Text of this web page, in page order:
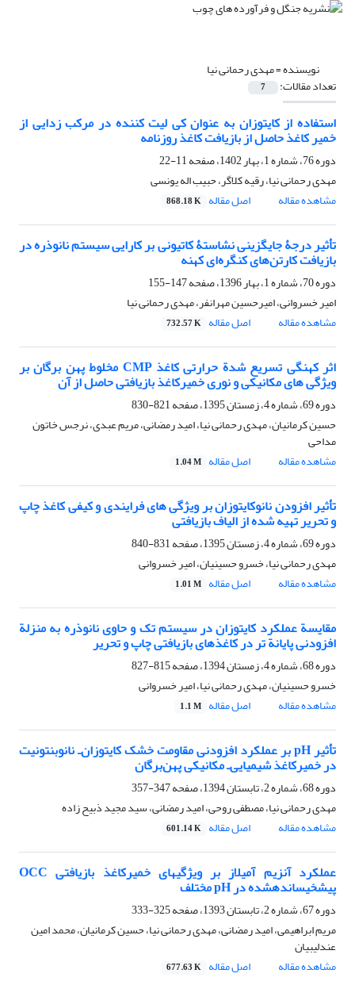
نویسنده =مهدی رحمانی نیا
تعداد مقالات: 7
استفاده از کایتوزان به عنوان کی لیت کننده در مرکب زدایی از
خمیر کاغذ حاصل از بازیافت کاغذ روزنامه
دوره 76، شماره 1، بهار 1402، صفحه
11-22
مهدی رحمانی نیا، رقیه کلاگر، حبیب اله یونسی
مشاهده مقاله
اصل مقاله 868.18 K
تأثیر درجۀ جایگزینی نشاستۀ کاتیونی بر کارایی سیستم نانوذره در
بازیافت کارتن‌های کنگره‌ای کهنه
دوره 70، شماره 1، بهار 1396، صفحه
147-155
امیر خسروانی، امیرحسین مهرانفر، مهدی رحمانی نیا
مشاهده مقاله
اصل مقاله 732.57 K
اثر کهنگی تسریع شدة حرارتی کاغذ CMP مخلوط پهن برگان بر
ویژگی های مکانیکی و نوری خمیرکاغذ بازیافتی حاصل از آن
دوره 69، شماره 4، زمستان 1395، صفحه
821-830
حسین کرمانیان، مهدی رحمانی نیا، امید رمضانی، مریم عبدی، نرجس خاتون
مداحی
مشاهده مقاله
اصل مقاله 1.04 M
تأثیر افزودن نانوکایتوزان بر ویژگی های فرایندی و کیفی کاغذ چاپ
و تحریر تهیه شده از الیاف بازیافتی
دوره 69، شماره 4، زمستان 1395، صفحه
831-840
مهدی رحمانی نیا، خسرو حسینیان، امیر خسروانی
مشاهده مقاله
اصل مقاله 1.01 M
مقایسة عملکرد کایتوزان در سیستم تک و حاوی نانوذره به منزلة
افزودنی پایانة تر در کاغذهای بازیافتی چاپ و تحریر
دوره 68، شماره 4، زمستان 1394، صفحه
815-827
خسرو حسینیان، مهدی رحمانی نیا، امیر خسروانی
مشاهده مقاله
اصل مقاله 1.1 M
تأثیر pH بر عملکرد افزودنی مقاومت خشک کایتوزان‌ـ نانوبنتونیت
در خمیرکاغذ شیمیایی‌‌ـ مکانیکی پهن‌برگان
دوره 68، شماره 2، تابستان 1394، صفحه
347-357
مهدی رحمانی نیا، مصطفی روحی، امید رمضانی، سید مجید ذبیح زاده
مشاهده مقاله
اصل مقاله 601.14 K
عملکرد آنزیم آمیلاز بر ویژگی‏های خمیرکاغذ بازیافتی OCC
پیش‏خیسانده‏شده در pH مختلف
دوره 67، شماره 2، تابستان 1393، صفحه
325-333
مریم ابراهیمی، امید رمضانی، مهدی رحمانی نیا، حسین کرمانیان، محمد امین
عندلیبیان
مشاهده مقاله
اصل مقاله 677.63 K